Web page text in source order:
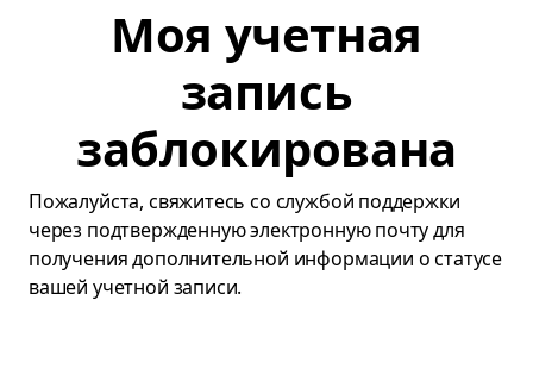
Моя учетная
запись
заблокирована
Пожалуйста, свяжитесь со службой поддержки
через подтвержденную электронную почту для
получения дополнительной информации о статусе
вашей учетной записи.